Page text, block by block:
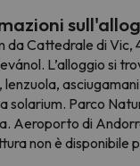
da Cattedrale di Vic,
L’alloggio si
lenzuola,
solarium. Parco
Aeroporto di
non è disponibile